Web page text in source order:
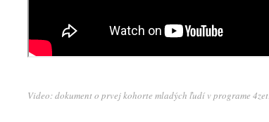
Video: dokument o prvej kohorte mladých ľudí v programe